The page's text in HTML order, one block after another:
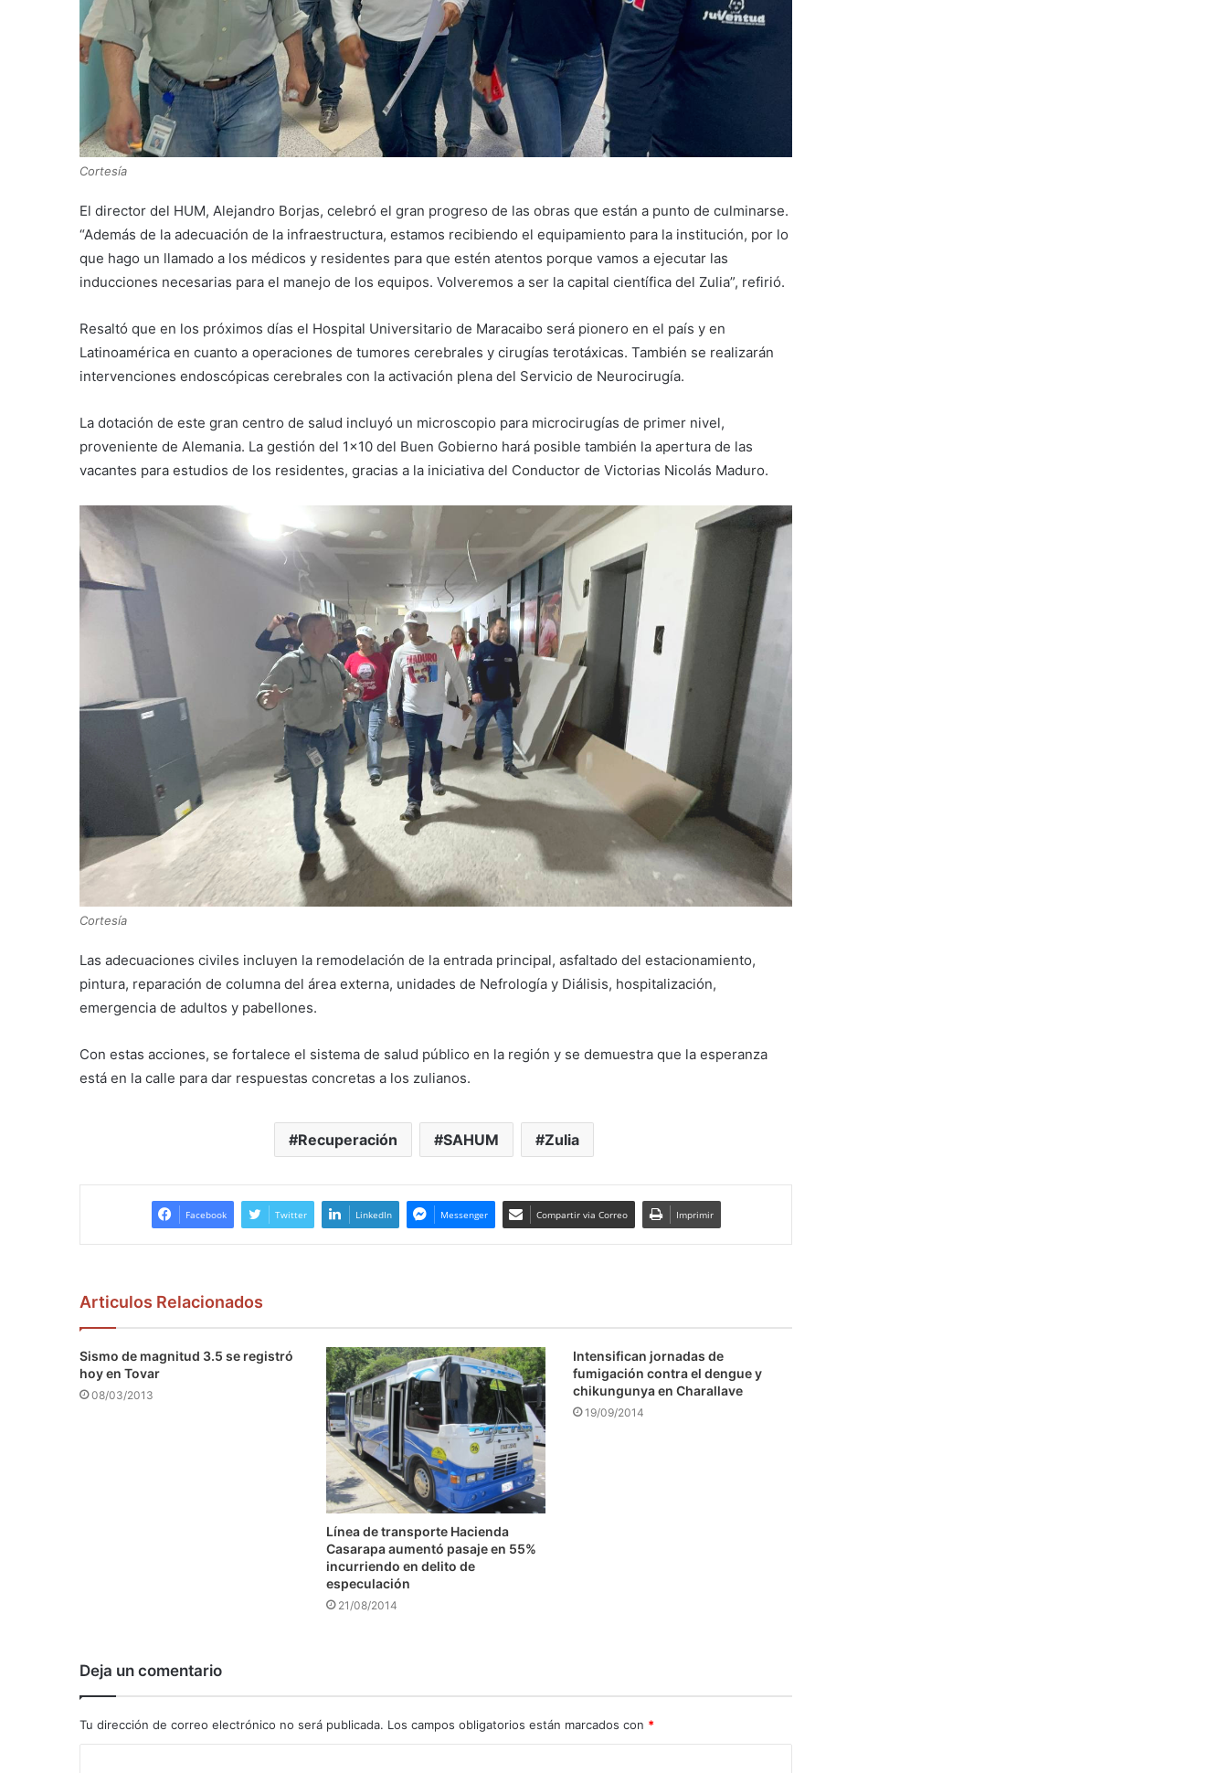
Cortesía
El director del HUM, Alejandro Borjas, celebró el gran progreso de las obras que están a punto de culminarse.
“Además de la adecuación de la infraestructura, estamos recibiendo el equipamiento para la institución, por lo
que hago un llamado a los médicos y residentes para que estén atentos porque vamos a ejecutar las
inducciones necesarias para el manejo de los equipos. Volveremos a ser la capital científica del Zulia”, refirió.
Resaltó que en los próximos días el Hospital Universitario de Maracaibo será pionero en el país y en
Latinoamérica en cuanto a operaciones de tumores cerebrales y cirugías terotáxicas. También se realizarán
intervenciones endoscópicas cerebrales con la activación plena del Servicio de Neurocirugía.
La dotación de este gran centro de salud incluyó un microscopio para microcirugías de primer nivel,
proveniente de Alemania. La gestión del 1×10 del Buen Gobierno hará posible también la apertura de las
vacantes para estudios de los residentes, gracias a la iniciativa del Conductor de Victorias Nicolás Maduro.
Cortesía
Las adecuaciones civiles incluyen la remodelación de la entrada principal, asfaltado del estacionamiento,
pintura, reparación de columna del área externa, unidades de Nefrología y Diálisis, hospitalización,
emergencia de adultos y pabellones.
Con estas acciones, se fortalece el sistema de salud público en la región y se demuestra que la esperanza
está en la calle para dar respuestas concretas a los zulianos.
Recuperación SAHUM Zulia
Facebook Twitter LinkedIn Messenger Compartir via Correo Imprimir
Articulos Relacionados
Sismo de magnitud 3.5 se registró
hoy en Tovar
08/03/2013
Línea de transporte Hacienda
Casarapa aumentó pasaje en 55%
incurriendo en delito de
especulación
21/08/2014
Intensifican jornadas de
fumigación contra el dengue y
chikungunya en Charallave
19/09/2014
Deja un comentario
Tu dirección de correo electrónico no será publicada. Los campos obligatorios están marcados con *